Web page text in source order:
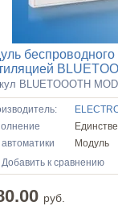
BLUETOOOTH
Модуль
Добавить к сравнению
руб.